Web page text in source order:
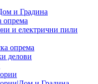
и Градина
опрема
и електрични пили
опрема
делови